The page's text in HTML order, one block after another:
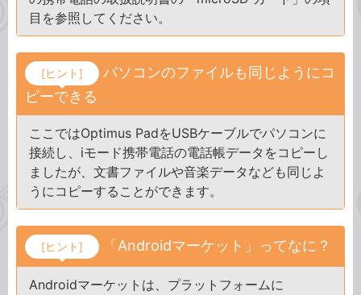
目を参照してください。
[ヒント]
パソコンのファイルも同じようにコ
ピーできる
ここではOptimus PadをUSBケーブルでパソコンに
接続し、iモード携帯電話の電話帳データをコピーし
ましたが、文書ファイルや音楽データなども同じよ
うにコピーすることができます。
[ヒント] 「Androidマーケット」ってなに？
Androidマーケットは、プラットフォームに